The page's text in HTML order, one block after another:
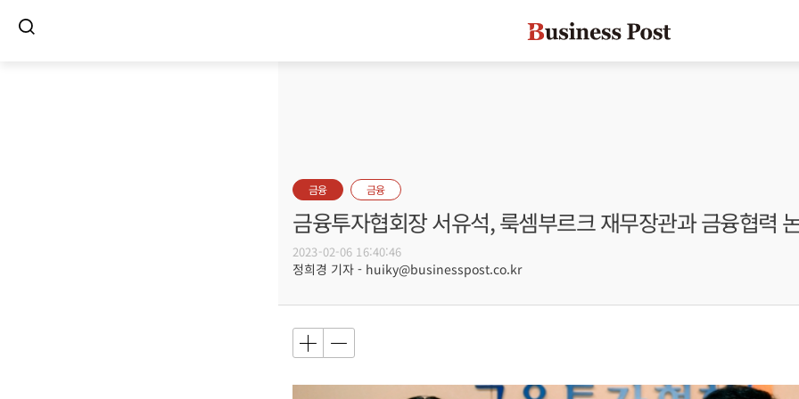
금융 금융
금융투자협회장 서유석, 룩셈부르크 재무장관과 금융협력
2023-02-06 16:40:46
정희경 기자 - huiky@businesspost.co.kr